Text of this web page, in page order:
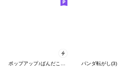
パンダ転がし(3)